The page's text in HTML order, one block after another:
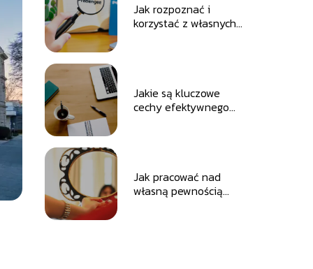
Jak rozpoznać i
korzystać z własnych
Jakie są kluczowe
cechy efektywnego
Jak pracować nad
własną pewnością